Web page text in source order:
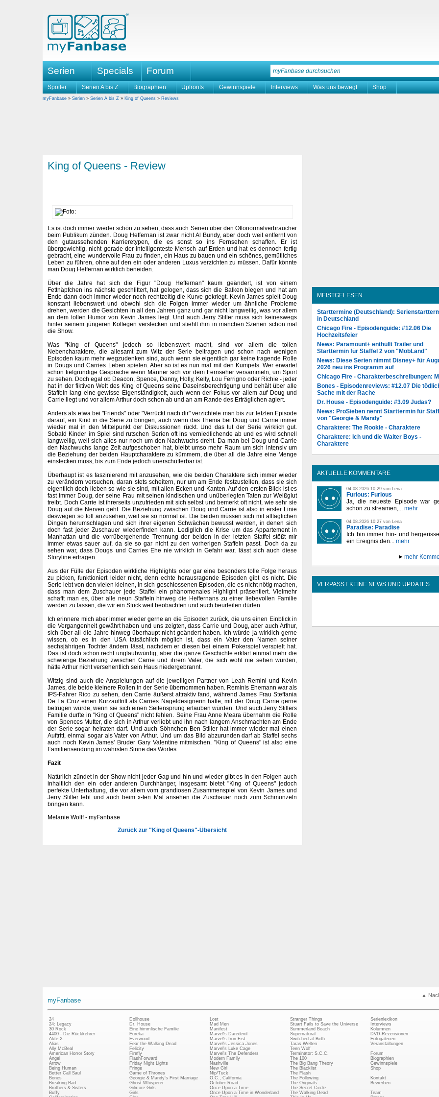
Serien Specials Forum
Spoiler Serien A bis Z Biographien Upfronts Gewinnspiele Interviews Was uns bewegt Shop
myFanbase » Serien » Serien A bis Z » King of Queens » Reviews
King of Queens - Review
Es ist doch immer wieder schön zu sehen, dass auch Serien über den Ottonormalverbraucher
beim Publikum zünden. Doug Heffernan ist zwar nicht Al Bundy, aber doch weit entfernt von
den gutaussehenden Karrieretypen, die es sonst so ins Fernsehen schaffen. Er ist
übergewichtig, nicht gerade der intelligenteste Mensch auf Erden und hat es dennoch fertig
gebracht, eine wundervolle Frau zu finden, ein Haus zu bauen und ein schönes, gemütliches
Leben zu führen, ohne auf den ein oder anderen Luxus verzichten zu müssen. Dafür könnte
man Doug Heffernan wirklich beneiden.
Über die Jahre hat sich die Figur "Doug Heffernan" kaum geändert, ist von einem
Fettnäpfchen ins nächste geschlittert, hat gelogen, dass sich die Balken biegen und hat am
Ende dann doch immer wieder noch rechtzeitig die Kurve gekriegt. Kevin James spielt Doug
konstant liebenswert und obwohl sich die Folgen immer wieder um ähnliche Probleme
drehen, werden die Gesichten in all den Jahren ganz und gar nicht langweilig, was vor allem
an dem tollen Humor von Kevin James liegt. Und auch Jerry Stiller muss sich keineswegs
hinter seinem jüngeren Kollegen verstecken und stiehlt ihm in manchen Szenen schon mal
die Show.
Was "King of Queens" jedoch so liebenswert macht, sind vor allem die tollen
Nebencharaktere, die allesamt zum Witz der Serie beitragen und schon nach wenigen
Episoden kaum mehr wegzudenken sind, auch wenn sie eigentlich gar keine tragende Rolle
in Dougs und Carries Leben spielen. Aber so ist es nun mal mit den Kumpels. Wer erwartet
schon tiefgründige Gespräche wenn Männer sich vor dem Fernseher versammeln, um Sport
zu sehen. Doch egal ob Deacon, Spence, Danny, Holly, Kelly, Lou Ferrigno oder Richie - jeder
hat in der fiktiven Welt des King of Queens seine Daseinsberechtigung und behält über alle
Staffeln lang eine gewisse Eigenständigkeit, auch wenn der Fokus vor allem auf Doug und
Carrie liegt und vor allem Arthur doch schon ab und an am Rande des Erträglichen agiert.
Anders als etwa bei "Friends" oder "Verrückt nach dir" verzichtete man bis zur letzten Episode
darauf, ein Kind in die Serie zu bringen, auch wenn das Thema bei Doug und Carrie immer
wieder mal in den Mittelpunkt der Diskussionen rückt. Und das tut der Serie wirklich gut.
Sobald Kinder im Spiel sind rutschen Serien oft ins verniedlichende ab und es wird schnell
langweilig, weil sich alles nur noch um den Nachwuchs dreht. Da man bei Doug und Carrie
den Nachwuchs lange Zeit aufgeschoben hat, bleibt umso mehr Raum um sich intensiv um
die Beziehung der beiden Hauptcharaktere zu kümmern, die über all die Jahre eine Menge
einstecken muss, bis zum Ende jedoch unerschütterbar ist.
Überhaupt ist es faszinierend mit anzusehen, wie die beiden Charaktere sich immer wieder
zu verändern versuchen, daran stets scheitern, nur um am Ende festzustellen, dass sie sich
eigentlich doch lieben so wie sie sind, mit allen Ecken und Kanten. Auf den ersten Blick ist es
fast immer Doug, der seine Frau mit seinen kindischen und unüberlegten Taten zur Weißglut
treibt. Doch Carrie ist ihrerseits unzufrieden mit sich selbst und bemerkt oft nicht, wie sehr sie
Doug auf die Nerven geht. Die Beziehung zwischen Doug und Carrie ist also in erster Linie
deswegen so toll anzusehen, weil sie so normal ist. Die beiden müssen sich mit alltäglichen
Dingen herumschlagen und sich ihrer eigenen Schwächen bewusst werden, in denen sich
doch fast jeder Zuschauer wiederfinden kann. Lediglich die Krise um das Appartement in
Manhattan und die vorrübergehende Trennung der beiden in der letzten Staffel stößt mir
immer etwas sauer auf, da sie so gar nicht zu den vorherigen Staffeln passt. Doch da zu
sehen war, dass Dougs und Carries Ehe nie wirklich in Gefahr war, lässt sich auch diese
Storyline ertragen.
Aus der Fülle der Episoden wirkliche Highlights oder gar eine besonders tolle Folge heraus
zu picken, funktioniert leider nicht, denn echte herausragende Episoden gibt es nicht. Die
Serie lebt von den vielen kleinen, in sich geschlossenen Episoden, die es nicht nötig machen,
dass man dem Zuschauer jede Staffel ein phänomenales Highlight präsentiert. Vielmehr
schafft man es, über alle neun Staffeln hinweg die Heffernans zu einer liebevollen Familie
werden zu lassen, die wir ein Stück weit beobachten und auch beurteilen dürfen.
Ich erinnere mich aber immer wieder gerne an die Episoden zurück, die uns einen Einblick in
die Vergangenheit gewährt haben und uns zeigten, dass Carrie und Doug, aber auch Arthur,
sich über all die Jahre hinweg überhaupt nicht geändert haben. Ich würde ja wirklich gerne
wissen, ob es in den USA tatsächlich möglich ist, dass ein Vater den Namen seiner
sechsjährigen Tochter ändern lässt, nachdem er diesen bei einem Pokerspiel verspielt hat.
Das ist doch schon recht unglaubwürdig, aber die ganze Geschichte erklärt einmal mehr die
schwierige Beziehung zwischen Carrie und ihrem Vater, die sich wohl nie sehen würden,
hätte Arthur nicht versehentlich sein Haus niedergebrannt.
Witzig sind auch die Anspielungen auf die jeweiligen Partner von Leah Remini und Kevin
James, die beide kleinere Rollen in der Serie übernommen haben. Reminis Ehemann war als
IPS-Fahrer Rico zu sehen, den Carrie äußerst attraktiv fand, während James Frau Steffania
De La Cruz einen Kurzauftritt als Carries Nageldesignerin hatte, mit der Doug Carrie gerne
betrügen würde, wenn sie sich einen Seitensprung erlauben würden. Und auch Jerry Stillers
Familie durfte in "King of Queens" nicht fehlen. Seine Frau Anne Meara übernahm die Rolle
von Spences Mutter, die sich in Arthur verliebt und ihn nach langem Anschmachten am Ende
der Serie sogar heiraten darf. Und auch Söhnchen Ben Stiller hat immer wieder mal einen
Auftritt, einmal sogar als Vater von Arthur. Und um das Bild abzurunden darf ab Staffel sechs
auch noch Kevin James' Bruder Gary Valentine mitmischen. "King of Queens" ist also eine
Familiensendung im wahrsten Sinne des Wortes.
Fazit
Natürlich zündet in der Show nicht jeder Gag und hin und wieder gibt es in den Folgen auch
inhaltlich den ein oder anderen Durchhänger, insgesamt bietet "King of Queens" jedoch
perfekte Unterhaltung, die vor allem vom grandiosen Zusammenspiel von Kevin James und
Jerry Stiller lebt und auch beim x-ten Mal ansehen die Zuschauer noch zum Schmunzeln
bringen kann.
Melanie Wolff - myFanbase
Zurück zur "King of Queens"-Übersicht
MEISTGELESEN
Starttermine (Deutschland):
in Deutschland
Chicago Fire - Episodenguide: #12.06 Die
Hochzeitsfeier
News: Paramount+ enthüllt Trailer und
Starttermin für Staffel 2 von "MobLand"
News: Diese Serien nimmt Disney+ für
2026 neu ins Programm auf
Chicago Fire - Charakterbeschreibungen:
Bones - Episodenreviews: #12.07 Die
Sache mit der Rache
Dr. House - Episodenguide: #3.09 Judas?
News: ProSieben nennt Starttermin für
von "Georgie & Mandy"
Charaktere: The Rookie - Charaktere
Charaktere: Ich und die Walter Boys -
Charaktere
AKTUELLE KOMMENTARE
04.08.2026 10:29 von Lena
Furious: Furious
Ja, die neueste Episode war
schon zu streamen,... mehr
04.08.2026 10:27 von Lena
Paradise: Paradise
Ich bin immer hin- und
ein Ereignis den... mehr
mehr
VERPASST KEINE NEWS UND UPDATES
▲
myFanbase
24
24: Legacy
30 Rock
4400 - Die Rückkehrer
Akte X
Alias
Ally McBeal
American Horror Story
Angel
Arrow
Being Human
Better Call Saul
Bones
Breaking Bad
Brothers & Sisters
Buffy
Dollhouse
Dr. House
Eine himmlische Familie
Eureka
Everwood
Fear the Walking Dead
Felicity
Firefly
FlashForward
Friday Night Lights
Fringe
Game of Thrones
Georgie & Mandy's First Marriage
Ghost Whisperer
Gilmore Girls
Girls
Lost
Mad Men
Manifest
Marvel's Daredevil
Marvel's Iron Fist
Marvel's Jessica Jones
Marvel's Luke Cage
Marvel's The Defenders
Modern Family
Nashville
New Girl
Nip/Tuck
O.C., California
October Road
Once Upon a Time
Once Upon a Time in Wonderland
Stranger Things
Stuart Fails to Save the Universe
Summerland Beach
Supernatural
Switched at Birth
Taras Welten
Teen Wolf
Terminator: S.C.C.
The 100
The Big Bang Theory
The Blacklist
The Flash
The Following
The Originals
The Secret Circle
The Walking Dead
Serienlexikon
Interviews
Kolumnen
DVD-Rezensionen
Fotogalerien
Veranstaltungen
Forum
Biographien
Gewinnspiele
Shop
Kontakt
Bewerben
Team